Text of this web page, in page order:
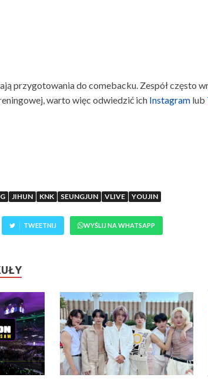
przygotowania do comebacku. Zespół często
warto więc odwiedzić ich Instagram lub
JIHUN KNK SEUNGJUN VLIVE YOUJIN
TWEETNIJ WYŚLIJ NA WHATSAPP